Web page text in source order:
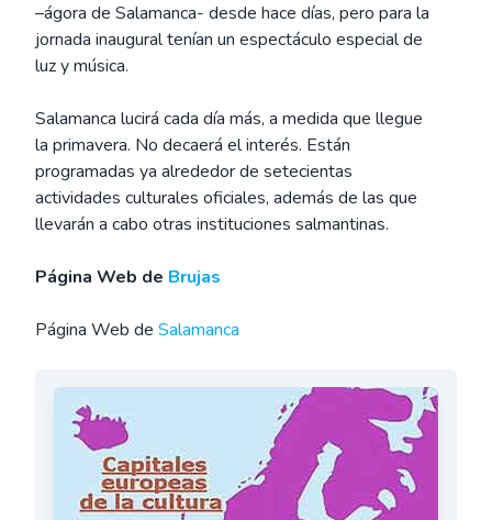
–ágora de Salamanca- desde hace días, pero para la
jornada inaugural tenían un espectáculo especial de
luz y música.
Salamanca lucirá cada día más, a medida que llegue
la primavera. No decaerá el interés. Están
programadas ya alrededor de setecientas
actividades culturales oficiales, además de las que
llevarán a cabo otras instituciones salmantinas.
Página Web de Brujas
Página Web de Salamanca